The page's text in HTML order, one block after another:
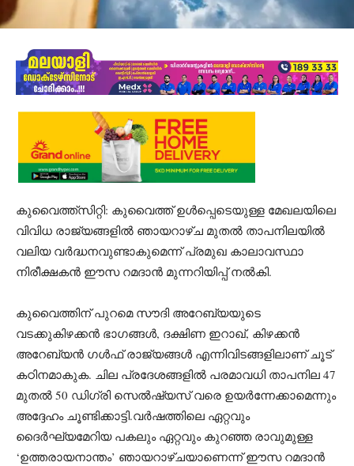
കുവൈത്ത്സിറ്റി: കുവൈത്ത് ഉൾപ്പെടെയുള്ള മേഖലയിലെ
വിവിധ രാജ്യങ്ങളിൽ ഞായറാഴ്ച മുതൽ താപനിലയിൽ
വലിയ വർദ്ധനവുണ്ടാകുമെന്ന് പ്രമുഖ കാലാവസ്ഥാ
നിരീക്ഷകൻ ഈസ റമദാൻ മുന്നറിയിപ്പ് നൽകി.
കുവൈത്തിന് പുറമെ സൗദി അറേബ്യയുടെ
വടക്കുകിഴക്കൻ ഭാഗങ്ങൾ, ദക്ഷിണ ഇറാഖ്, കിഴക്കൻ
അറേബ്യൻ ഗൾഫ് രാജ്യങ്ങൾ എന്നിവിടങ്ങളിലാണ് ചൂട്
കഠിനമാകുക. ചില പ്രദേശങ്ങളിൽ പരമാവധി താപനില 47
മുതൽ 50 ഡിഗ്രി സെൽഷ്യസ് വരെ ഉയർന്നേക്കാമെന്നും
അദ്ദേഹം ചൂണ്ടിക്കാട്ടി.വർഷത്തിലെ ഏറ്റവും
ദൈർഘ്യമേറിയ പകലും ഏറ്റവും കുറഞ്ഞ രാവുമുള്ള
‘ഉത്തരായനാന്തം’ ഞായറാഴ്ചയാണെന്ന് ഈസ റമദാൻ